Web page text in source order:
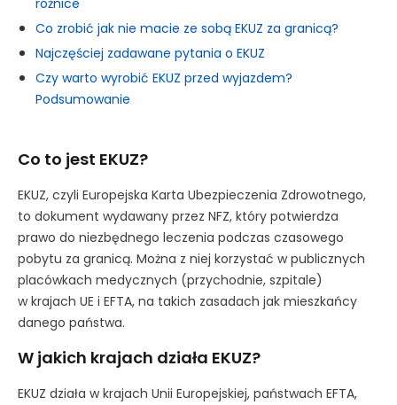
różnice
Co zrobić jak nie macie ze sobą EKUZ za granicą?
Najczęściej zadawane pytania o EKUZ
Czy warto wyrobić EKUZ przed wyjazdem?
Podsumowanie
Co to jest EKUZ?
EKUZ, czyli Europejska Karta Ubezpieczenia Zdrowotnego,
to dokument wydawany przez NFZ, który potwierdza
prawo do niezbędnego leczenia podczas czasowego
pobytu za granicą. Można z niej korzystać w publicznych
placówkach medycznych (przychodnie, szpitale)
w krajach UE i EFTA, na takich zasadach jak mieszkańcy
danego państwa.
W jakich krajach działa EKUZ?
EKUZ działa w krajach Unii Europejskiej, państwach EFTA,